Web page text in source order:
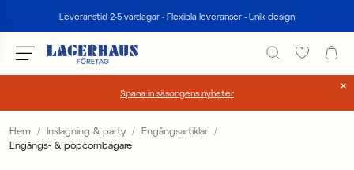
Leveranstid 2-5 vardagar - Flexibla leveranser - Unik design
Spana in säsongens nyheter
Välj språk / valuta
Hem Inslagning & party
Engångsartiklar
Engångs- & popcornbägare